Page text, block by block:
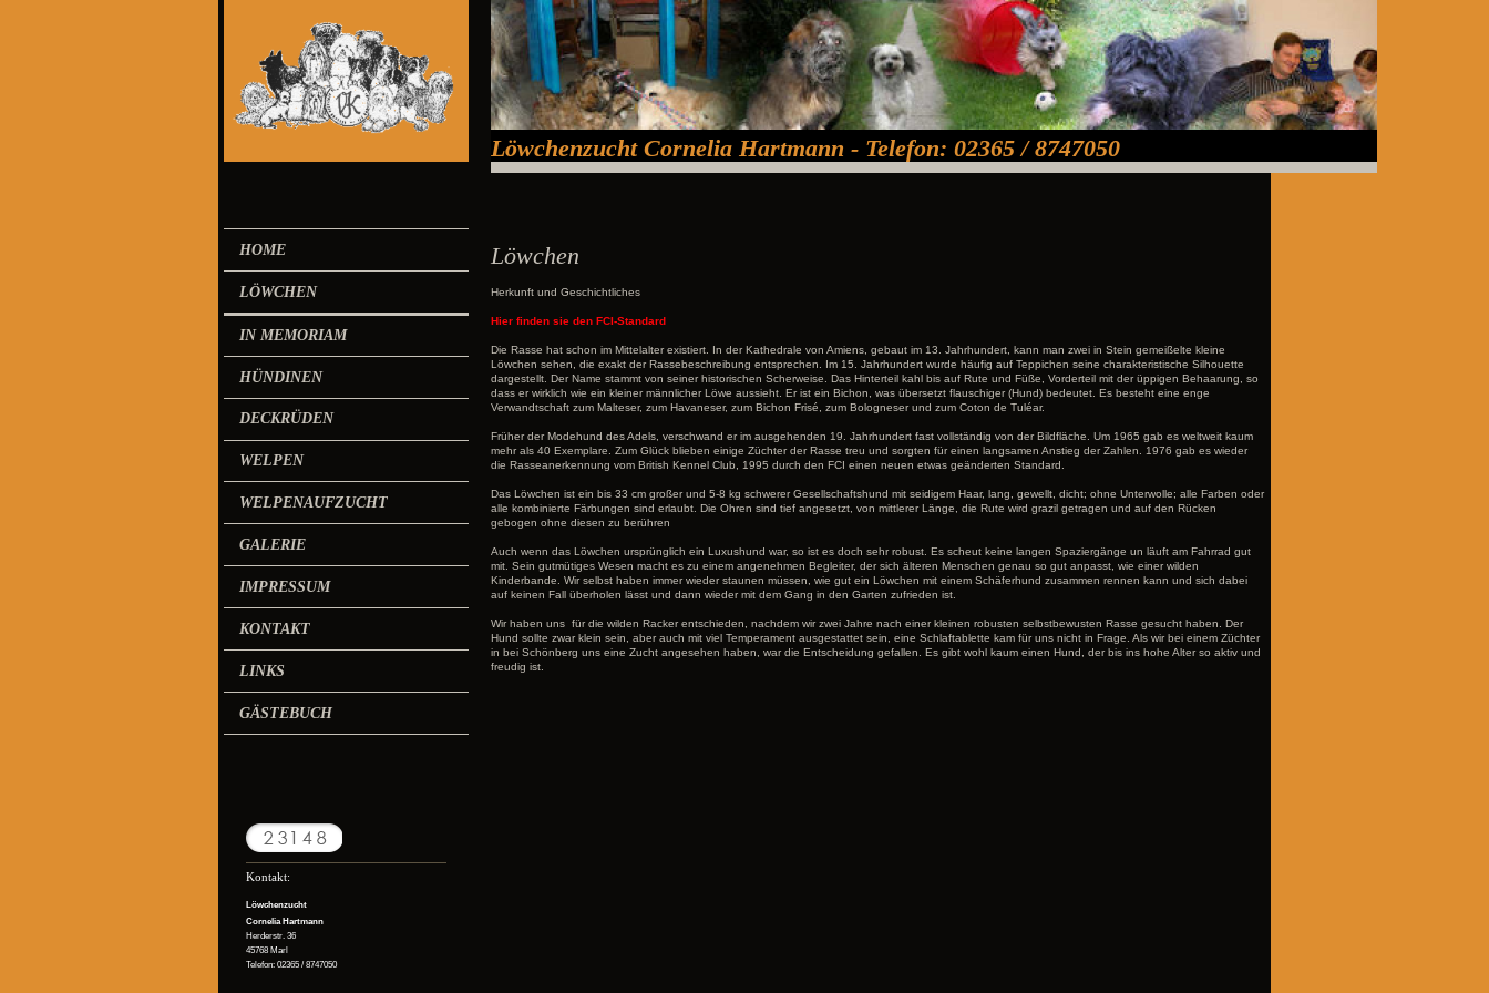
HOME
LÖWCHEN
IN MEMORIAM
HÜNDINEN
DECKRÜDEN
WELPEN
WELPENAUFZUCHT
GALERIE
IMPRESSUM
KONTAKT
LINKS
GÄSTEBUCH
Kontakt:
Löwchenzucht
Cornelia Hartmann
Herderstr. 36
45768 Marl
Telefon: 02365 / 8747050
Löwchenzucht Cornelia Hartmann - Telefon: 02365 / 8747050
Löwchen
Herkunft und Geschichtliches
Hier finden sie den FCI-Standard
Die Rasse hat schon im Mittelalter existiert. In der Kathedrale von Amiens, gebaut im 13. Jahrhundert, kann man zwei in Stein gemeißelte kleine
Löwchen sehen, die exakt der Rassebeschreibung entsprechen. Im 15. Jahrhundert wurde häufig auf Teppichen seine charakteristische Silhouette
dargestellt. Der Name stammt von seiner historischen Scherweise. Das Hinterteil kahl bis auf Rute und Füße, Vorderteil mit der üppigen Behaarung, so
dass er wirklich wie ein kleiner männlicher Löwe aussieht. Er ist ein Bichon, was übersetzt flauschiger (Hund) bedeutet. Es besteht eine enge
Verwandtschaft zum Malteser, zum Havaneser, zum Bichon Frisé, zum Bologneser und zum Coton de Tuléar.
Früher der Modehund des Adels, verschwand er im ausgehenden 19. Jahrhundert fast vollständig von der Bildfläche. Um 1965 gab es weltweit kaum
mehr als 40 Exemplare. Zum Glück blieben einige Züchter der Rasse treu und sorgten für einen langsamen Anstieg der Zahlen. 1976 gab es wieder
die Rasseanerkennung vom British Kennel Club, 1995 durch den FCI einen neuen etwas geänderten Standard.
Das Löwchen ist ein bis 33 cm großer und 5-8 kg schwerer Gesellschaftshund mit seidigem Haar, lang, gewellt, dicht; ohne Unterwolle; alle Farben oder
alle kombinierte Färbungen sind erlaubt. Die Ohren sind tief angesetzt, von mittlerer Länge, die Rute wird grazil getragen und auf den Rücken
gebogen ohne diesen zu berühren
Auch wenn das Löwchen ursprünglich ein Luxushund war, so ist es doch sehr robust. Es scheut keine langen Spaziergänge un läuft am Fahrrad gut
mit. Sein gutmütiges Wesen macht es zu einem angenehmen Begleiter, der sich älteren Menschen genau so gut anpasst, wie einer wilden
Kinderbande. Wir selbst haben immer wieder staunen müssen, wie gut ein Löwchen mit einem Schäferhund zusammen rennen kann und sich dabei
auf keinen Fall überholen lässt und dann wieder mit dem Gang in den Garten zufrieden ist.
Wir haben uns für die wilden Racker entschieden, nachdem wir zwei Jahre nach einer kleinen robusten selbstbewusten Rasse gesucht haben. Der
Hund sollte zwar klein sein, aber auch mit viel Temperament ausgestattet sein, eine Schlaftablette kam für uns nicht in Frage. Als wir bei einem Züchter
in bei Schönberg uns eine Zucht angesehen haben, war die Entscheidung gefallen. Es gibt wohl kaum einen Hund, der bis ins hohe Alter so aktiv und
freudig ist.